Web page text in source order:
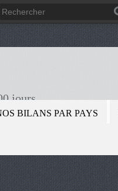
jours.
BILANS PAR PAYS